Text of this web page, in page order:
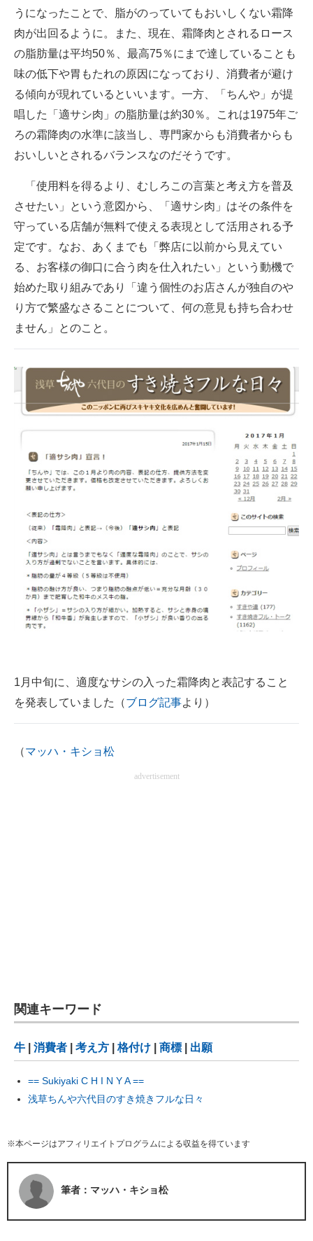
うになったことで、脂がのっていてもおいしくない霜降
肉が出回るように。また、現在、霜降肉とされるロース
の脂肪量は平均50％、最高75％にまで達していることも
味の低下や胃もたれの原因になっており、消費者が避け
る傾向が現れているといいます。一方、「ちんや」が提
唱した「適サシ肉」の脂肪量は約30％。これは1975年ご
ろの霜降肉の水準に該当し、専門家からも消費者からも
おいしいとされるバランスなのだそうです。
「使用料を得るより、むしろこの言葉と考え方を普及
させたい」という意図から、「適サシ肉」はその条件を
守っている店舗が無料で使える表現として活用される予
定です。なお、あくまでも「弊店に以前から見えてい
る、お客様の御口に合う肉を仕入れたい」という動機で
始めた取り組みであり「違う個性のお店さんが独自のや
り方で繁盛なさることについて、何の意見も持ち合わせ
ません」とのこと。
1月中旬に、適度なサシの入った霜降肉と表記すること
を発表していました（ブログ記事より）
（マッハ・キショ松
advertisement
関連キーワード
牛 消費者 考え方 格付け 商標 出願
== Sukiyaki C H I N Y A ==
浅草ちんや六代目のすき焼きフルな日々
※本ページはアフィリエイトプログラムによる収益を得ています
筆者：マッハ・キショ松